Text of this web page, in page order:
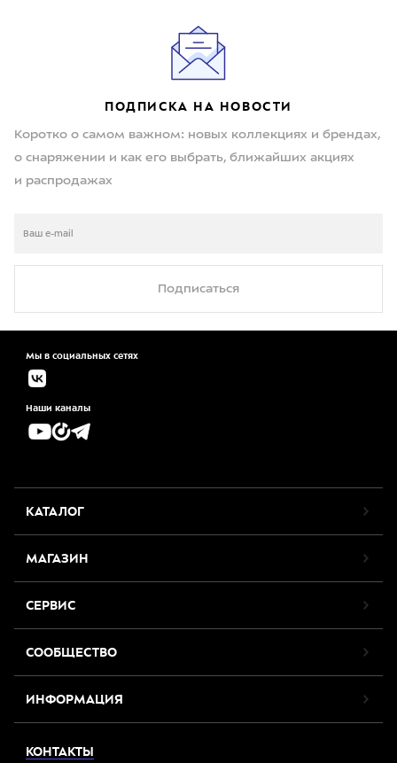
ПОДПИСКА НА НОВОСТИ
Коротко о самом важном: новых коллекциях и брендах,
о снаряжении и как его выбрать, ближайших акциях
и распродажах
Подписаться
Мы в социальных сетях
Наши каналы
КАТАЛОГ
МАГАЗИН
СЕРВИС
СООБЩЕСТВО
ИНФОРМАЦИЯ
КОНТАКТЫ